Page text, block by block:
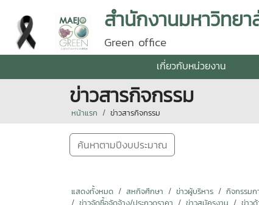
สำนักงานมหาวิทย
Green office
เกี่ยวกับหน่วยงาน
ข่าวสารกิจกรรม
หน้าแรก ข่าวสารกิจกรรม
ค้นหาตามปีงบประมาณ
แสดงทั้งหมด สหกิจศึกษา ข่าวผู้บริหาร กิจกรรมก